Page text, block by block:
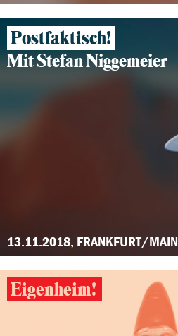
Postfaktisch!
Mit Stefan Niggemeier
13.11.2018, FRANKFURT/MAIN
Eigenheim!